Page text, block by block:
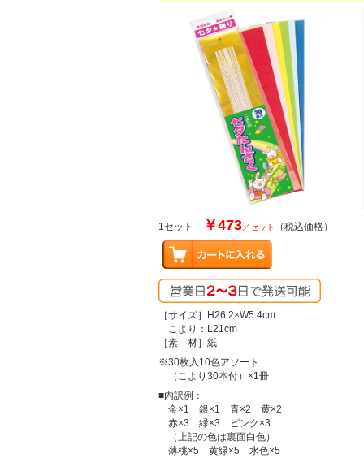
1セット ￥473／セット （税込価格）
［サイズ］H26.2×W5.4cm
こより：L21cm
［素 材］紙
※30枚入10色アソート
（こより30本付）×1冊
■内訳例：
金×1 銀×1 青×2 黄×2
赤×3 緑×3 ピンク×3
（上記の色は裏面白色）
薄桃×5 黄緑×5 水色×5